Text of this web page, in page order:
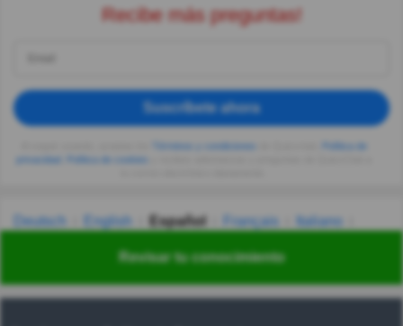
Revisar tu conocimiento
Recibe más preguntas!
Suscríbete ahora
Deutsch English Español Français
Italiano
Українська हिन्दी 한국어 汉语